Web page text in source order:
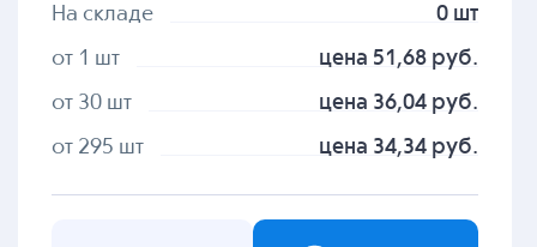
На складе 0 шт
от 1 шт цена 51,68 руб.
от 30 шт цена 36,04 руб.
от 295 шт цена 34,34 руб.